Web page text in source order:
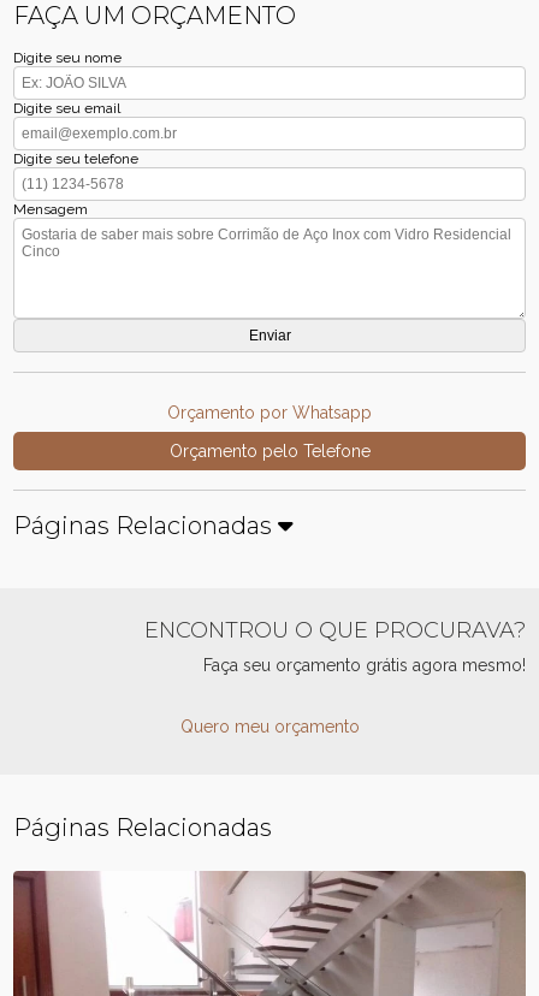
FAÇA UM ORÇAMENTO
Digite seu nome
Digite seu email
Digite seu telefone
Mensagem
Orçamento por Whatsapp
Orçamento pelo Telefone
Páginas Relacionadas
ENCONTROU O QUE PROCURAVA?
Faça seu orçamento grátis agora mesmo!
Quero meu orçamento
Páginas Relacionadas